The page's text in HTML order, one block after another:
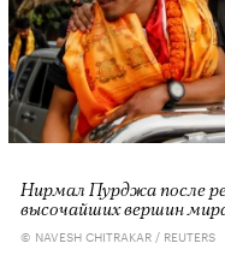
Нирмал Пурджа после
высочайших вершин
© NAVESH CHITRAKAR / REUTERS